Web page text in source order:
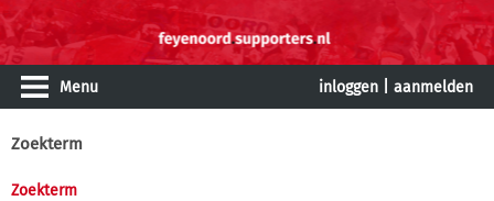
Menu inloggen aanmelden
Zoekterm
Zoekterm